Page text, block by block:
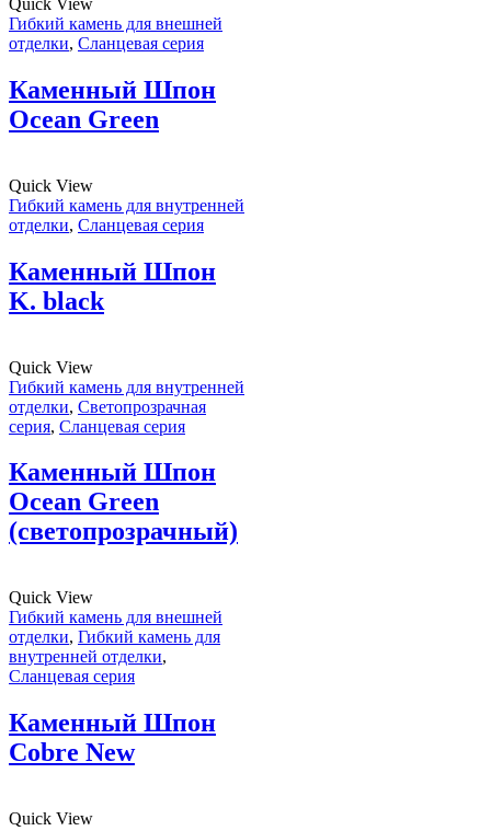
Quick View
Гибкий камень для внешней
отделки, Сланцевая серия
Каменный Шпон
Ocean Green
Quick View
Гибкий камень для внутренней
отделки, Сланцевая серия
Каменный Шпон
K. black
Quick View
Гибкий камень для внутренней
отделки, Светопрозрачная
серия, Сланцевая серия
Каменный Шпон
Ocean Green
(светопрозрачный)
Quick View
Гибкий камень для внешней
отделки, Гибкий камень для
внутренней отделки,
Сланцевая серия
Каменный Шпон
Cobre New
Quick View